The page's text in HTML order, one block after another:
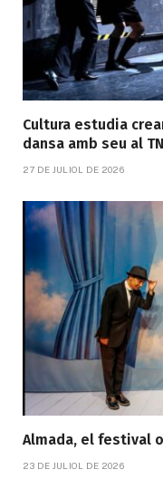
Cultura estudia
dansa amb seu al
27 DE JULIOL DE 2026
Almada, el festival
23 DE JULIOL DE 2026